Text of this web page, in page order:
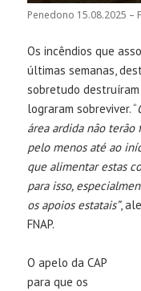
Penedono 15.08.2025 –
Os incêndios que
últimas semanas,
sobretudo
lograram sobreviver. “
área ardida não
pelo menos até ao
que alimentar estas
para isso,
os apoios estatais”,
FNAP.
O apelo da CAP
para que os